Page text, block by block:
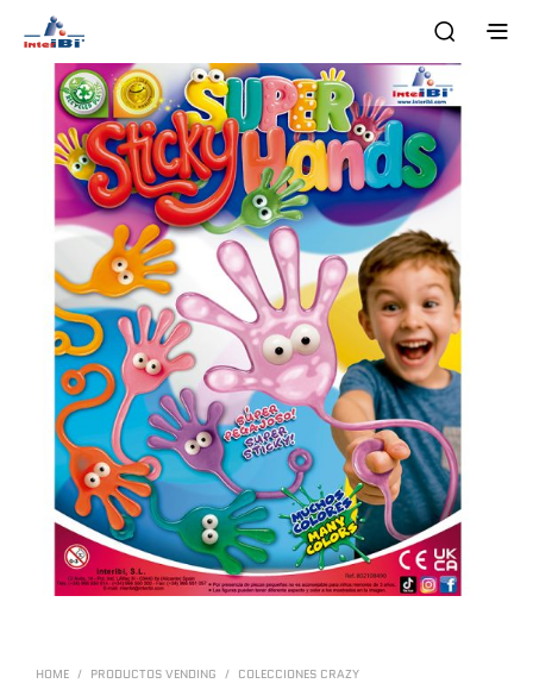
HOME / PRODUCTOS VENDING / COLECCIONES CRAZY